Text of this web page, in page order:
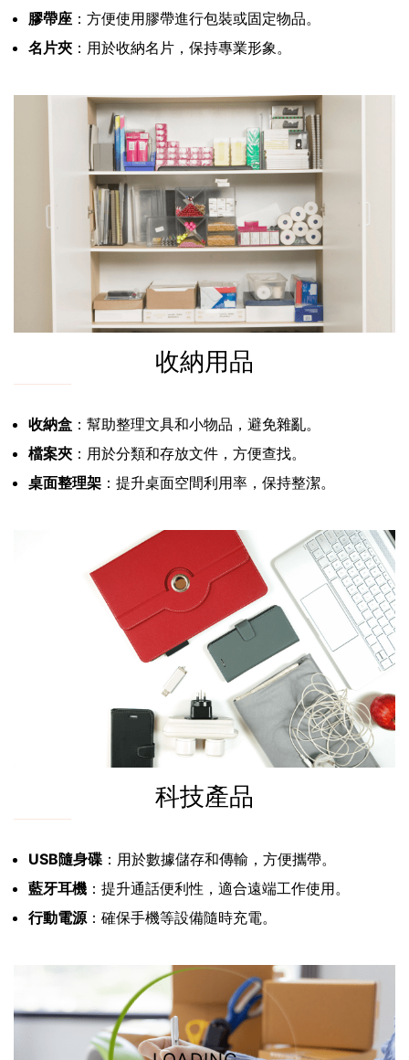
膠帶座 ：方便使用膠帶進行包裝或固定物品。
名片夾 ：用於收納名片，保持專業形象。
收納用品
收納盒 ：幫助整理文具和小物品，避免雜亂。
檔案夾 ：用於分類和存放文件，方便查找。
桌面整理架 ：提升桌面空間利用率，保持整潔。
科技產品
USB隨身碟 ：用於數據儲存和傳輸，方便攜帶。
藍牙耳機 ：提升通話便利性，適合遠端工作使用。
行動電源：確保手機等設備隨時充電。